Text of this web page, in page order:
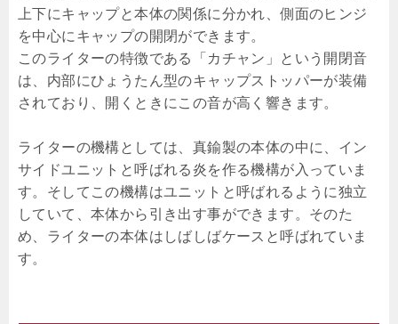
上下にキャップと本体の関係に分かれ、側面のヒンジ
を中心にキャップの開閉ができます。
このライターの特徴である「カチャン」という開閉音
は、内部にひょうたん型のキャップストッパーが装備
されており、開くときにこの音が高く響きます。
ライターの機構としては、真鍮製の本体の中に、イン
サイドユニットと呼ばれる炎を作る機構が入っていま
す。そしてこの機構はユニットと呼ばれるように独立
していて、本体から引き出す事ができます。そのた
め、ライターの本体はしばしばケースと呼ばれていま
す。